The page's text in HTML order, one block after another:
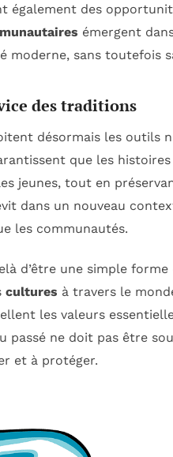
également des
émergent
moderne, sans toutefois
des traditions
désormais les outils
que les
jeunes, tout en
dans un nouveau
les communautés.
d’être une simple
cultures à travers le
les valeurs
passé ne doit pas être
et à protéger.